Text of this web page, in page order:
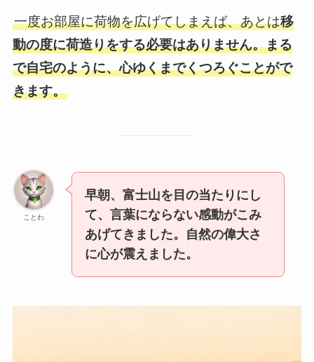
一度お部屋に荷物を広げてしまえば、あとは移
動の度に荷造りをする必要はありません。まる
で自宅のように、心ゆくまでくつろぐことがで
きます。
ことわ
早朝、富士山を目の当たりにし
て、言葉にならない感動がこみ
あげてきました。自然の偉大さ
に心が震えました。